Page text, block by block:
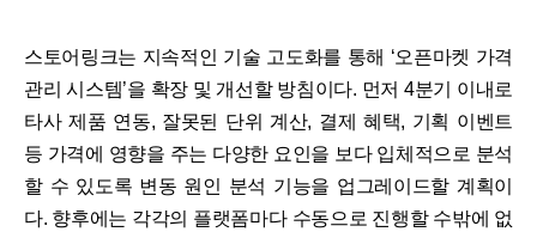
스토어링크는 지속적인 기술 고도화를 통해 ‘오픈마켓 가격
관리 시스템’을 확장 및 개선할 방침이다. 먼저 4분기 이내로
타사 제품 연동, 잘못된 단위 계산, 결제 혜택, 기획 이벤트
등 가격에 영향을 주는 다양한 요인을 보다 입체적으로 분석
할 수 있도록 변동 원인 분석 기능을 업그레이드할 계획이
다. 향후에는 각각의 플랫폼마다 수동으로 진행할 수밖에 없